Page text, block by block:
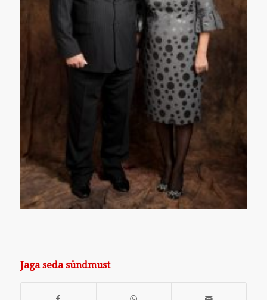
Jaga seda sündmust